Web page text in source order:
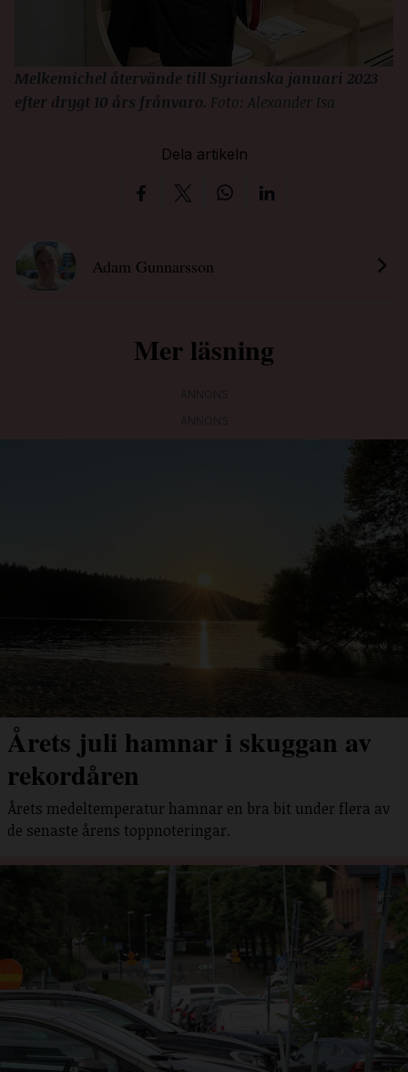
Melkemichel återvände till Syrianska januari 2023
efter drygt 10 års frånvaro. Foto: Alexander Isa
Dela artikeln
Adam Gunnarsson
Mer läsning
Årets juli hamnar i skuggan av
rekordåren
Årets medeltemperatur hamnar en bra bit under flera av
de senaste årens toppnoteringar.